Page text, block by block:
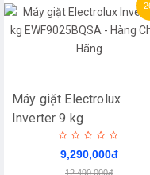
-
Máy giặt Electrolux
Inverter 9 kg
EWF9025BQSA - Hàng
Chính Hãng9,290,000đ
12,490,000đ